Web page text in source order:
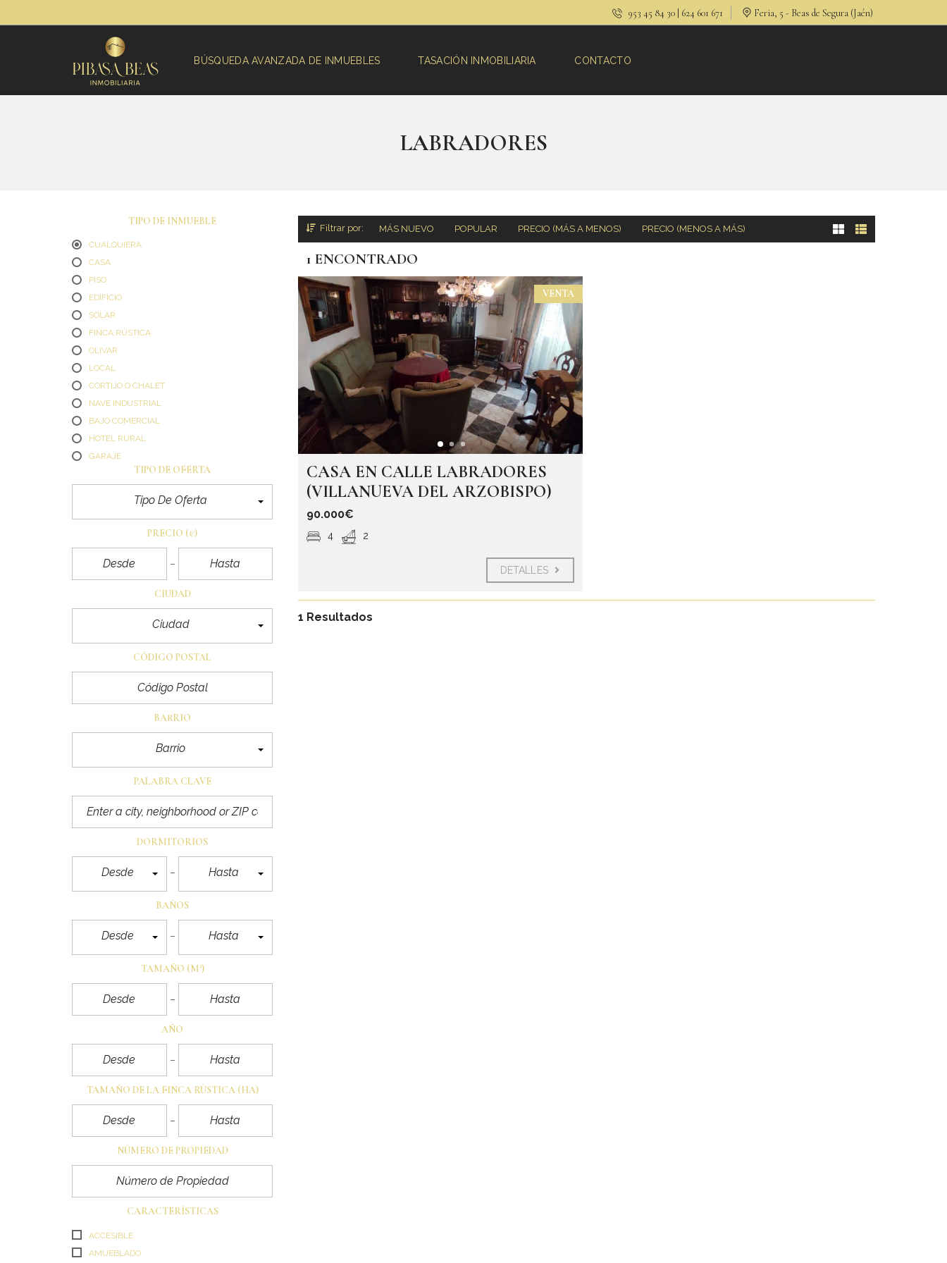
953 45 84 30 | 624 601 671 Feria, 5 - Beas de Segura (Jaén)
BÚSQUEDA AVANZADA DE INMUEBLES TASACIÓN INMOBILIARIA CONTACTO
LABRADORES
TIPO DE INMUEBLE
CUALQUIERA
CASA
PISO
EDIFICIO
SOLAR
FINCA RÚSTICA
OLIVAR
LOCAL
CORTIJO O CHALET
NAVE INDUSTRIAL
BAJO COMERCIAL
HOTEL RURAL
GARAJE
TIPO DE OFERTA
Tipo De Oferta
PRECIO (€)
CIUDAD
Ciudad
CÓDIGO POSTAL
BARRIO
Barrio
PALABRA CLAVE
DORMITORIOS
Desde Hasta
BAÑOS
Desde Hasta
TAMAÑO (M²)
AÑO
TAMAÑO DE LA FINCA RÚSTICA (HA)
NÚMERO DE PROPIEDAD
CARACTERÍSTICAS
ACCESIBLE
AMUEBLADO
Filtrar por: MÁS NUEVO POPULAR PRECIO (MÁS A MENOS) PRECIO (MENOS A MÁS)
1 ENCONTRADO
VENTA
CASA EN CALLE LABRADORES
(VILLANUEVA DEL ARZOBISPO)
90.000€
4 2
DETALLES
1 Resultados